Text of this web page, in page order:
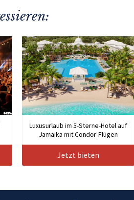
Luxusurlaub im 5-Sterne-Hotel auf
Jamaika mit Condor-Flügen
Jetzt bieten